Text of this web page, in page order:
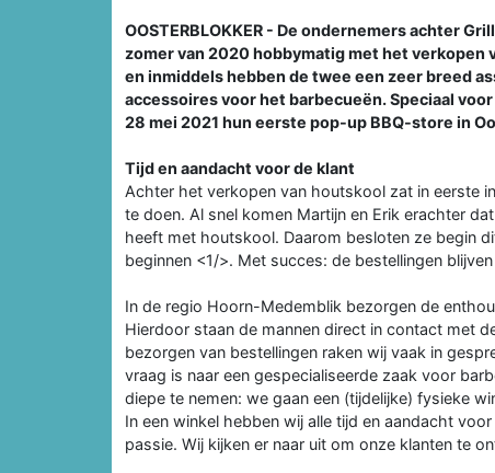
OOSTERBLOKKER - De ondernemers achter
zomer van 2020 hobbymatig met het verkopen
en inmiddels hebben de twee een zeer breed
accessoires voor het barbecueën. Speciaal
28 mei 2021 hun eerste pop-up BBQ-store in
Tijd en aandacht voor de klant
Achter het verkopen van houtskool zat in eerste
te doen. Al snel komen Martijn en Erik erachter
heeft met houtskool. Daarom besloten ze begin
beginnen <1/>. Met succes: de bestellingen
In de regio Hoorn-Medemblik bezorgen de
Hierdoor staan de mannen direct in contact met
bezorgen van bestellingen raken wij vaak in
vraag is naar een gespecialiseerde zaak voor
diepe te nemen: we gaan een (tijdelijke) fysieke
In een winkel hebben wij alle tijd en aandacht
passie. Wij kijken er naar uit om onze klanten te